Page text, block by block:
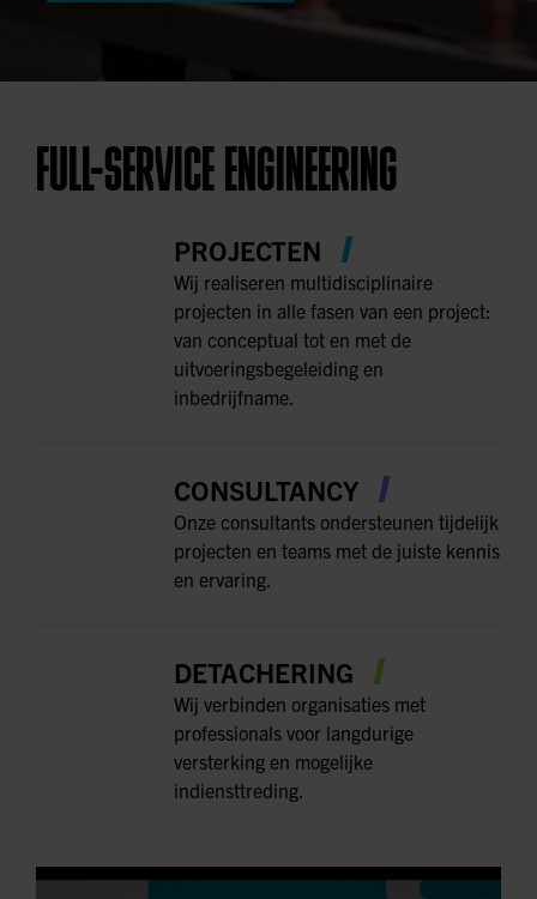
FULL-SERVICE ENGINEERING
PROJECTEN
Wij realiseren multidisciplinaire
projecten in alle fasen van een project:
van conceptual tot en met de
uitvoeringsbegeleiding en
inbedrijfname.
CONSULTANCY
Onze consultants ondersteunen tijdelijk
projecten en teams met de juiste kennis
en ervaring.
DETACHERING
Wij verbinden organisaties met
professionals voor langdurige
versterking en mogelijke
indiensttreding.